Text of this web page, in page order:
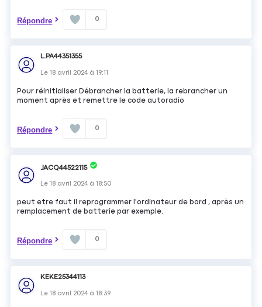
Répondre 0
L.PA44351355
Le18 avril 2024 à19:11
Pour réinitialiser Débrancher la batterie, la rebrancher un
moment après et remettre le code autoradio
Répondre 0
JACQ44522115
Le18 avril 2024 à18:50
peut etre faut il reprogrammer l'ordinateur de bord , après un
remplacement de batterie par exemple.
Répondre 0
KEKE25344113
Le18 avril 2024 à18:39